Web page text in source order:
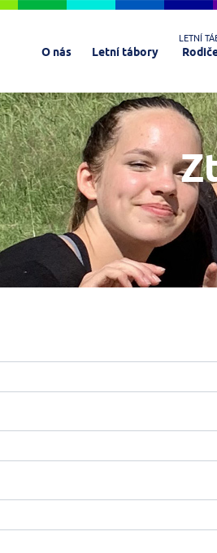
O nás Letní tábory
LETNÍ